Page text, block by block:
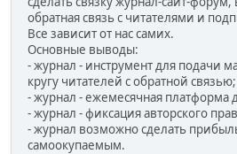
обратная связь с читателями и
Все зависит от нас самих.
Основные выводы:
- журнал - инструмент для подачи
кругу читателей с обратной связью;
- журнал - ежемесячная платформа
- журнал - фиксация авторского
- журнал возможно сделать
самоокупаемым.